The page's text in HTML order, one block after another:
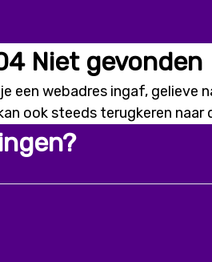
Niet gevonden
een webadres ingaf, gelieve
ook steeds terugkeren naar